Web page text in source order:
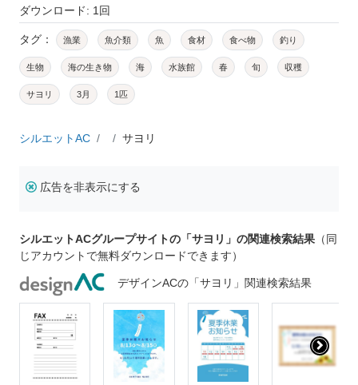
ダウンロード: 1回
タグ： 漁業 魚介類 魚 食材 食べ物 釣り
生物 海の生き物 海 水族館 春 旬 収穫
サヨリ 3月 1匹
シルエットAC サヨリ
広告を非表示にする
シルエットACグループサイトの「サヨリ」の関連検索結果 （同
じアカウントで無料ダウンロードできます）
デザインACの「サヨリ」関連検索結果